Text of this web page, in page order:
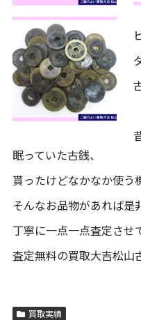
眠っていた古銭、
貰ったけどなかなか使う
そんなお品物があれば是
丁寧に一点一点査定させ
査定無料の買取大吉松山
買取実績